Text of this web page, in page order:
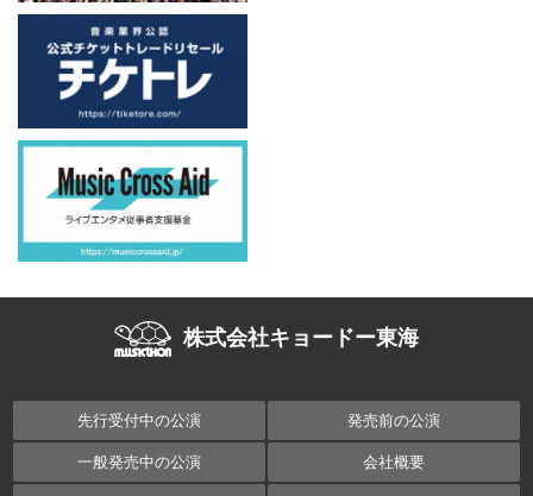
株式会社キョードー東海
先行受付中の公演 発売前の公演
一般発売中の公演 会社概要